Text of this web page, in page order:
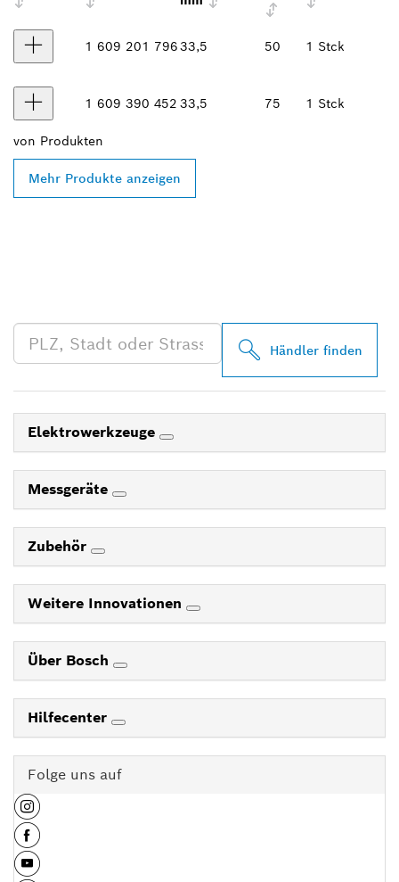
1 609 201 79633,5 50 1 Stck
1 609 390 452 33,5 75 1 Stck
von Produkten
Mehr Produkte anzeigen
Händler finden
Elektrowerkzeuge
Messgeräte
Zubehör
Weitere Innovationen
Über Bosch
Hilfecenter
Folge uns auf